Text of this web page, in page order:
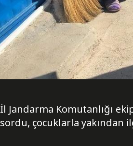
İl Jandarma Komutanlığı
sordu, çocuklarla yakından